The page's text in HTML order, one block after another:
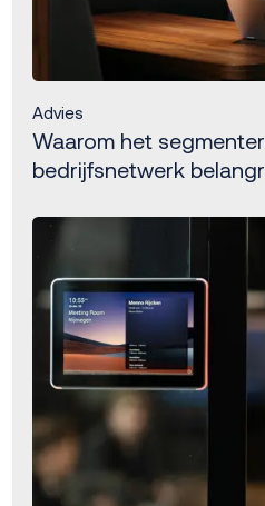
Advies
Waarom het
bedrijfsnetwerk